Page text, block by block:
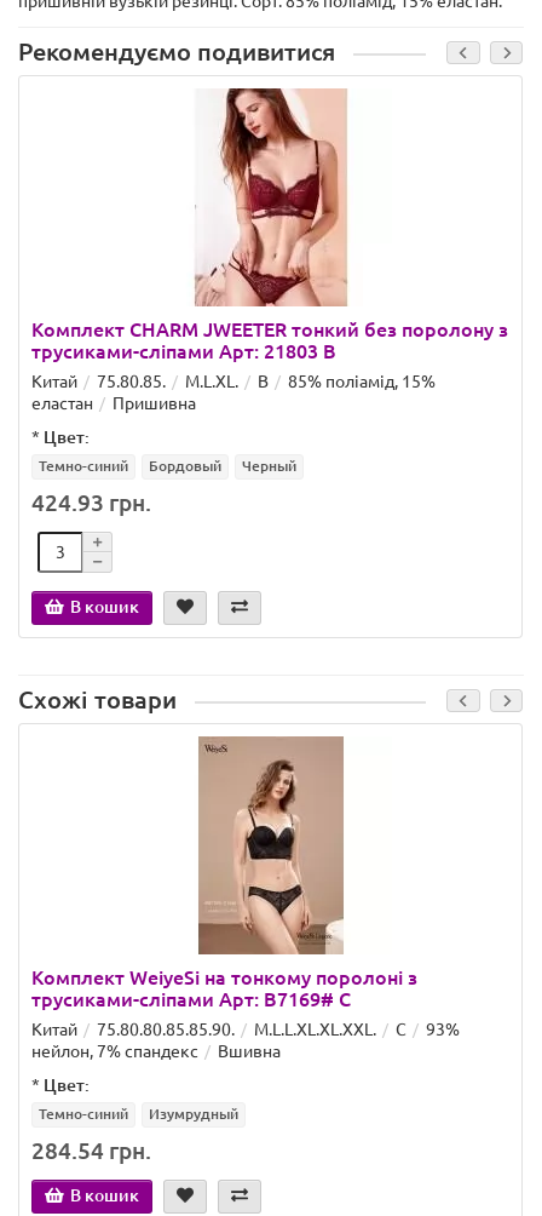
Рекомендуємо подивитися
Комплект CHARM JWEETER тонкий без поролону з
трусиками-сліпами Арт: 21803 B
Китай 75.80.85. M.L.XL. B
85% поліамід, 15%
еластан
Пришивна
* Цвет:
Темно-синий Бордовый Черный
424.93 грн.
В кошик
Схожі товари
Комплект WeiyeSi на тонкому поролоні з
трусиками-сліпами Арт: B7169# C
Китай 75.80.80.85.85.90. M.L.L.XL.XL.XXL. C
93%
нейлон, 7% спандекс
Вшивна
* Цвет:
Темно-синий Изумрудный
284.54 грн.
В кошик